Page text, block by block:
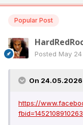
Popular Post
Posted May 24
On 24.05.2026
https://